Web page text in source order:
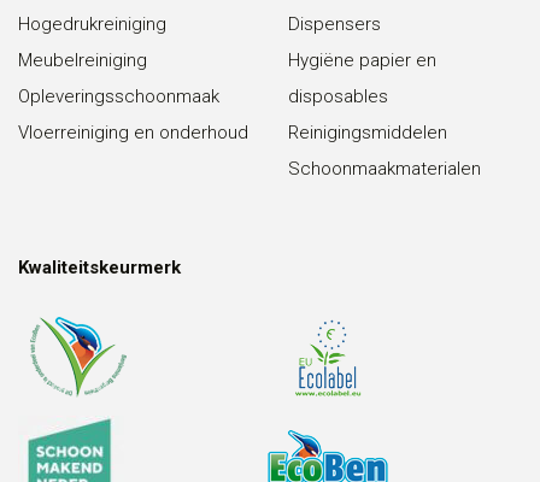
Hogedrukreiniging
Meubelreiniging
Opleveringsschoonmaak
Vloerreiniging en onderhoud
Dispensers
Hygiëne papier en
disposables
Reinigingsmiddelen
Schoonmaakmaterialen
Kwaliteitskeurmerk